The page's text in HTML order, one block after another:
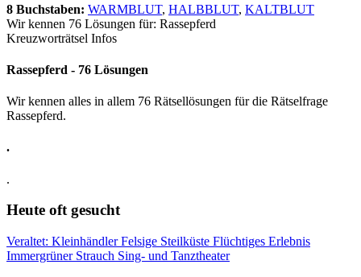
8 Buchstaben: WARMBLUT, HALBBLUT, KALTBLUT
Wir kennen 76 Lösungen für: Rassepferd
Kreuzworträtsel Infos
Rassepferd - 76 Lösungen
Wir kennen alles in allem 76 Rätsellösungen für die Rätselfrage
Rassepferd.
.
.
Heute oft gesucht
Veraltet: KleinhändlerFelsige Steilküste Flüchtiges Erlebnis
Immergrüner Strauch Sing- und Tanztheater